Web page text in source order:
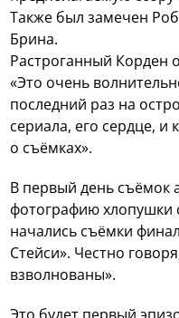
Также был замечен
Брина.
Растроганный Корден
«Это очень
последний раз на
сериала, его сердце,
о съёмках».
В первый день съёмок
фотографию хлопушки
начались съёмки
Стейси». Честно
взволнованы».